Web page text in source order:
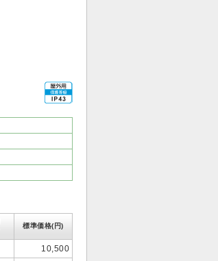
標準価格(円)
10,500